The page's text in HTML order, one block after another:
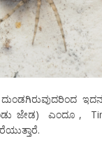
ಜೇಡ) ಎಂದೂ ,